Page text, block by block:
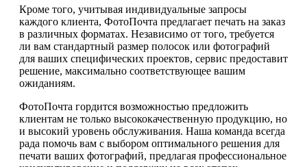
Кроме того, учитывая индивидуальные запросы
каждого клиента, ФотоПочта предлагает печать на заказ
в различных форматах. Независимо от того, требуется
ли вам стандартный размер полосок или фотографий
для ваших специфических проектов, сервис предоставит
решение, максимально соответствующее вашим
ожиданиям.
ФотоПочта гордится возможностью предложить
клиентам не только высококачественную продукцию, но
и высокий уровень обслуживания. Наша команда всегда
рада помочь вам с выбором оптимального решения для
печати ваших фотографий, предлагая профессиональное